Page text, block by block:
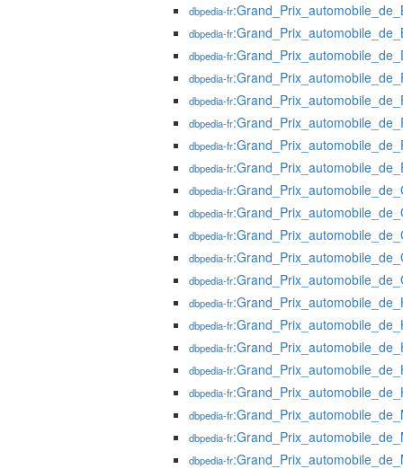
dbpedia-fr
dbpedia-fr
dbpedia-fr
dbpedia-fr
dbpedia-fr
dbpedia-fr
dbpedia-fr
dbpedia-fr
dbpedia-fr
dbpedia-fr
dbpedia-fr
dbpedia-fr
dbpedia-fr
dbpedia-fr
dbpedia-fr
dbpedia-fr
dbpedia-fr
dbpedia-fr
dbpedia-fr
dbpedia-fr
dbpedia-fr